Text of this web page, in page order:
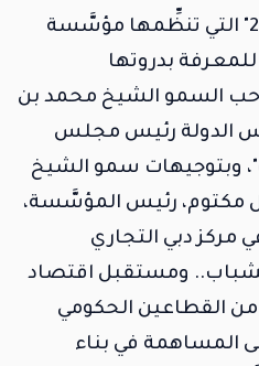
تحظى "قمة المعرفة 2018" التي تنظِّمها مؤسَّسة
بدروتها
السمو الشيخ محمد بن
الدولة رئيس مجلس
وبتوجيهات سمو الشيخ
مكتوم، رئيس المؤسَّسة،
5 و6 ديسمبر 2018 في مركز دبي التجاري
ومستقبل اقتصاد
من القطاعين الحكومي
المساهمة في بناء